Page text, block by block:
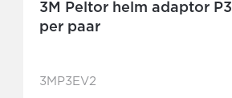
3M Peltor helm adaptor P3
per paar
3MP3EV2